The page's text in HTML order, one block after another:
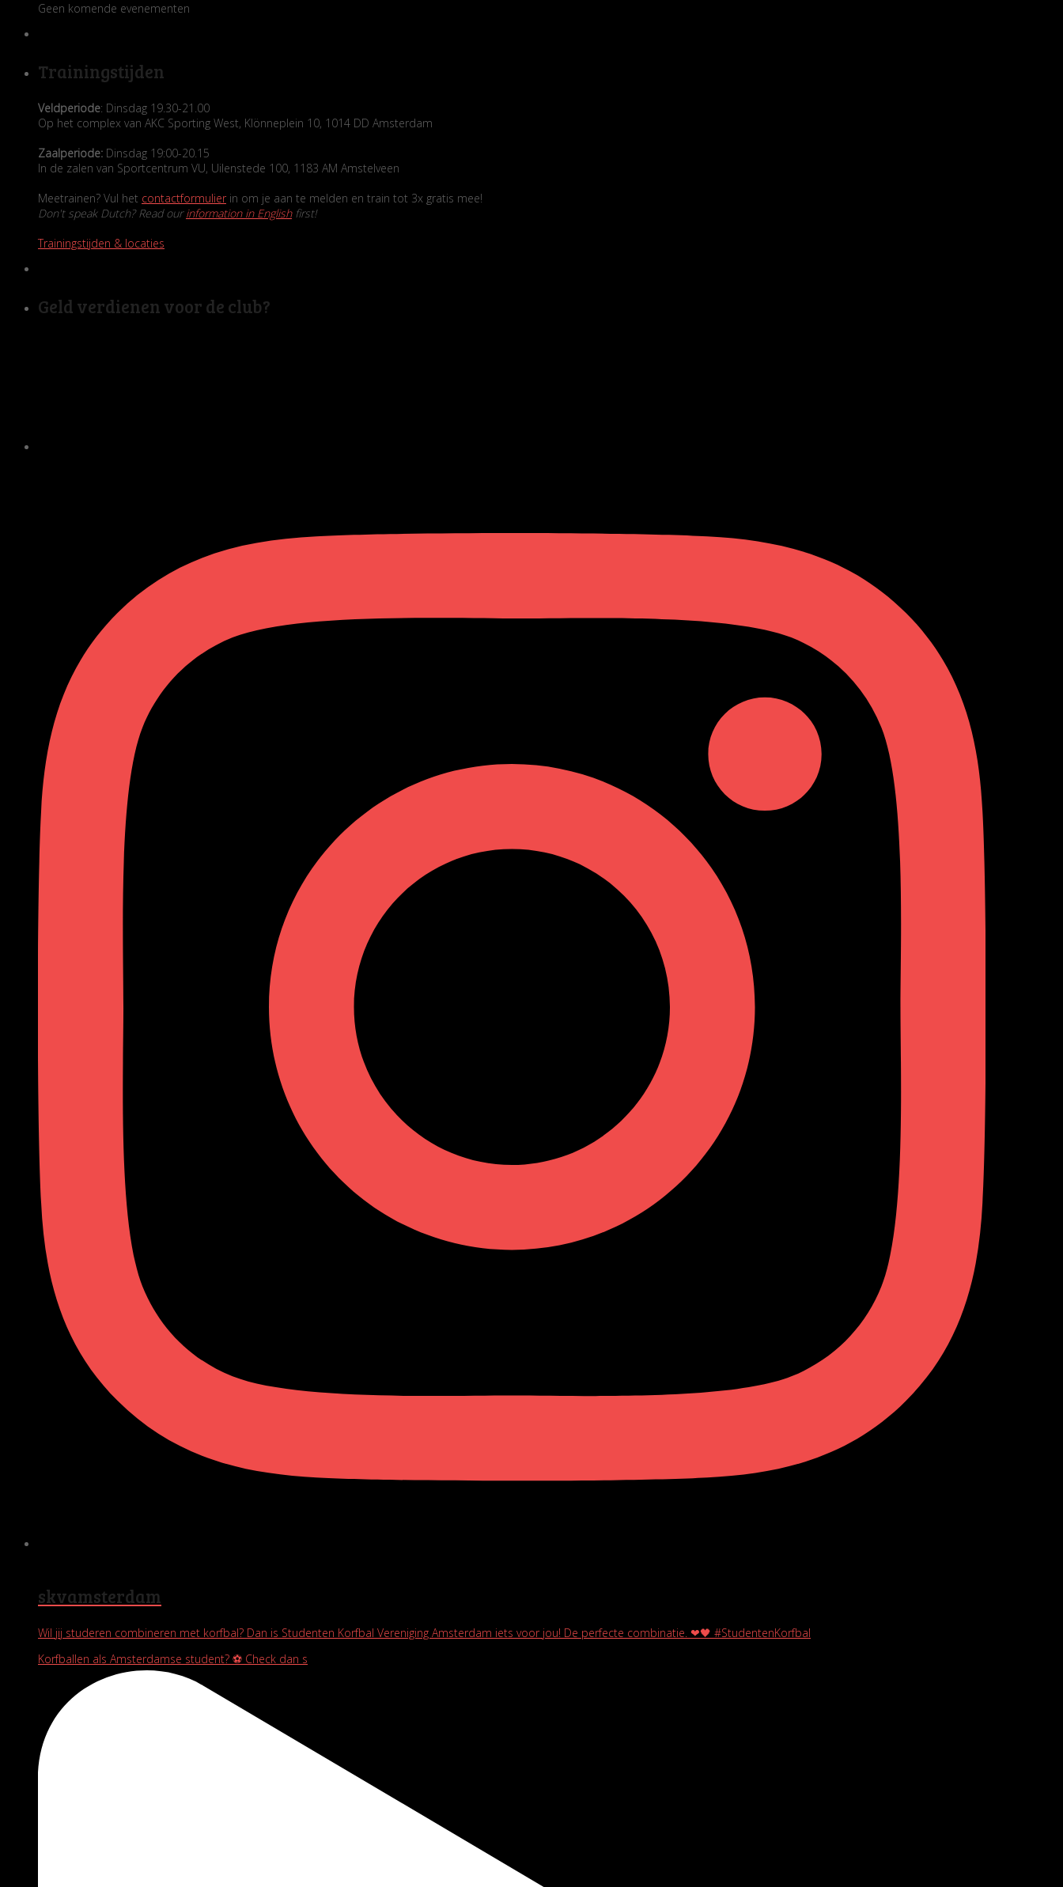
Geen komende evenementen
Trainingstijden
Veldperiode: Dinsdag 19.30-21.00
Op het complex van AKC Sporting West, Klönneplein 10, 1014 DD Amsterdam
Zaalperiode: Dinsdag 19:00-20.15
In de zalen van Sportcentrum VU, Uilenstede 100, 1183 AM Amstelveen
Meetrainen? Vul het contactformulierin om je aan te melden en train tot 3x gratis mee!
Don't speak Dutch? Read ourinformation in Englishfirst!
Trainingstijden & locaties
Geld verdienen voor de club?
skvamsterdam
Wil jij studeren combineren met korfbal? Dan is Studenten Korfbal Vereniging Amsterdam iets voor jou! De perfecte combinatie. ❤🖤 #StudentenKorfbal
Korfballen als Amsterdamse student? ⚽️ Check dan s